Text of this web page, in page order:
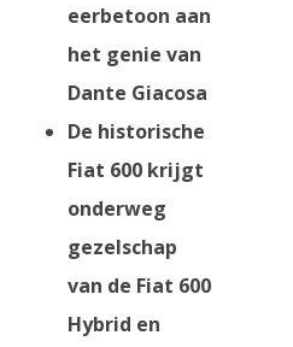
eerbetoon aan
het genie van
Dante Giacosa
De historische
Fiat 600 krijgt
onderweg
gezelschap
van de Fiat 600
Hybrid en